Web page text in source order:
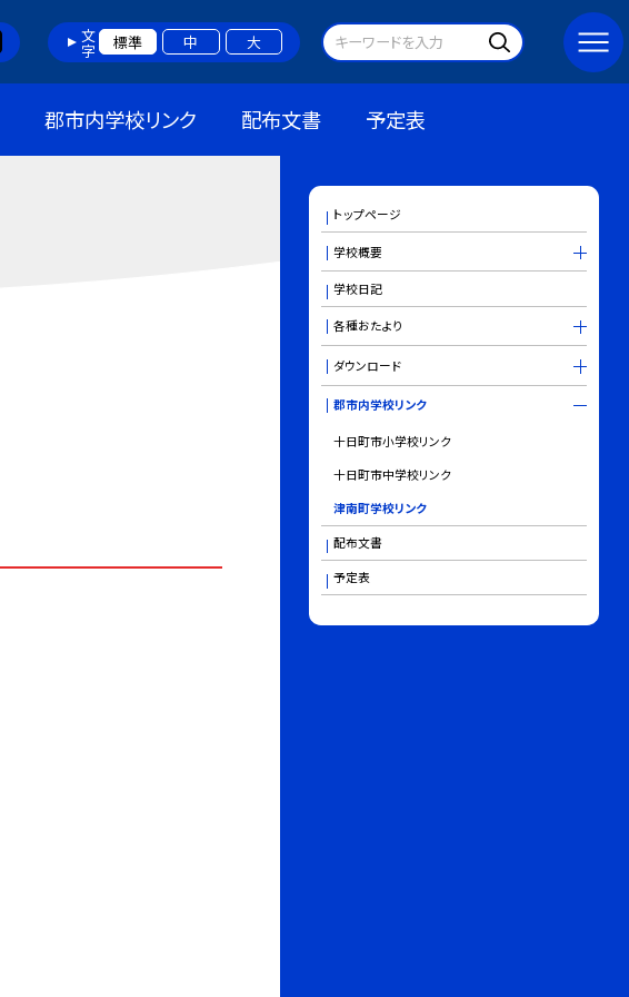
文字 標準 中 大
郡市内学校リンク 配布文書 予定表
トップページ
学校概要
学校日記
各種おたより
ダウンロード
郡市内学校リンク
十日町市小学校リンク
十日町市中学校リンク
津南町学校リンク
配布文書
予定表